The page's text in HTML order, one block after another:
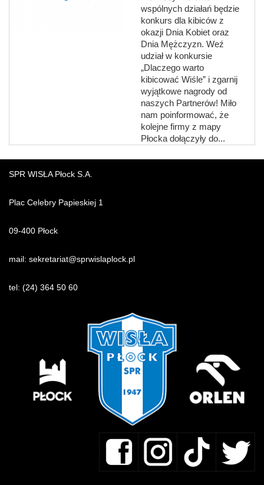
wspólnych działań będzie
konkurs dla kibiców z
okazji Dnia Kobiet oraz
Dnia Mężczyzn. Weź
udział w konkursie
„Dlaczego warto
kibicować Wiśle” i zgarnij
wyjątkowe nagrody od
naszych Partnerów! Miło
nam poinformować, że
kolejne firmy z mapy
Płocka dołączyły do...
SPR WISŁA Płock S.A.
Plac Celebry Papieskiej 1
09-400 Płock
mail: sekretariat@sprwislaplock.pl
tel: (24) 364 50 60